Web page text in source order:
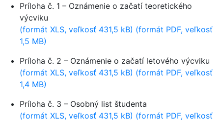
Príloha č. 1 – Oznámenie o začatí teoretického
výcviku
(formát XLS, veľkosť 431,5 kB) (formát PDF, veľkosť
1,5 MB)
Príloha č. 2 – Oznámenie o začatí letového výcviku
(formát XLS, veľkosť 431,5 kB) (formát PDF, veľkosť
1,4 MB)
Príloha č. 3 – Osobný list študenta
(formát XLS, veľkosť 431,5 kB) (formát PDF, veľkosť